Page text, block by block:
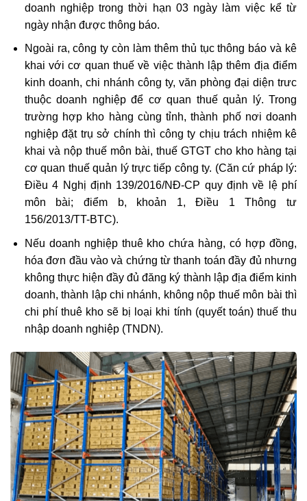
doanh nghiệp trong thời hạn 03 ngày làm việc kể từ
ngày nhận được thông báo.
Ngoài ra, công ty còn làm thêm thủ tục thông báo và kê
khai với cơ quan thuế về việc thành lập thêm địa điểm
kinh doanh, chi nhánh công ty, văn phòng đại diện trưc
thuộc doanh nghiệp để cơ quan thuế quản lý. Trong
trường hợp kho hàng cùng tỉnh, thành phố nơi doanh
nghiệp đặt trụ sở chính thì công ty chịu trách nhiệm kê
khai và nộp thuế môn bài, thuế GTGT cho kho hàng tại
cơ quan thuế quản lý trực tiếp công ty. (Căn cứ pháp lý:
Điều 4 Nghị định 139/2016/NĐ-CP quy định về lệ phí
môn bài; điểm b, khoản 1, Điều 1 Thông tư
156/2013/TT-BTC).
Nếu doanh nghiệp thuê kho chứa hàng, có hợp đồng,
hóa đơn đầu vào và chứng từ thanh toán đầy đủ nhưng
không thực hiện đầy đủ đăng ký thành lập địa điểm kinh
doanh, thành lập chi nhánh, không nộp thuế môn bài thì
chi phí thuê kho sẽ bị loại khi tính (quyết toán) thuế thu
nhập doanh nghiệp (TNDN).